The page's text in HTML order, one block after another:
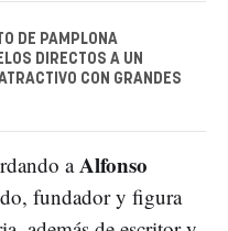
DE PAMPLONA
DIRECTOS A UN
CON GRANDES
aAlfonso
fundador y figura